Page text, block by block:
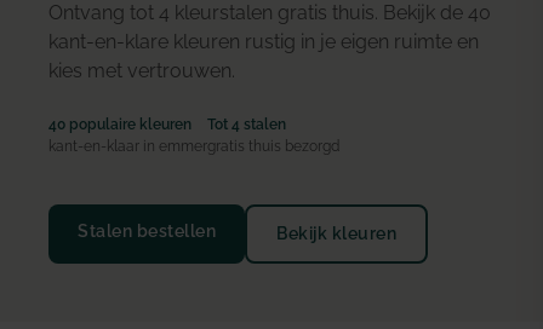
Ontvang tot 4 kleurstalen gratis thuis. Bekijk de 40
kant-en-klare kleuren rustig in je eigen ruimte en
kies met vertrouwen.
40 populaire kleuren
kant-en-klaar in emmer
Tot 4 stalen
gratis thuis bezorgd
Stalen bestellen Bekijk kleuren